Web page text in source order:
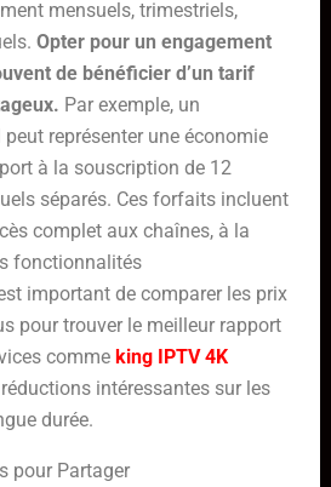
mensuels, trimestriels,
Opter pour un engagement
de bénéficier d’un tarif
Par exemple, un
représenter une économie
à la souscription de 12
séparés. Ces forfaits incluent
complet aux chaînes, à la
fonctionnalités
important de comparer les prix
pour trouver le meilleur rapport
comme king IPTV 4K
intéressantes sur les
durée.
pour Partager